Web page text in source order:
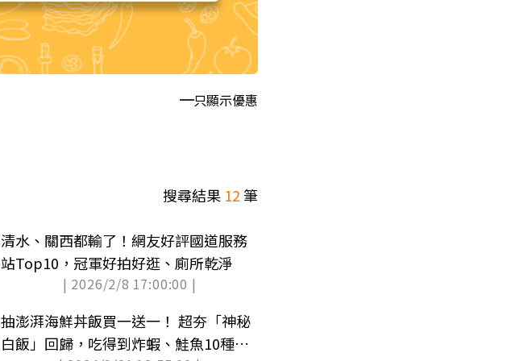
只顯示優惠
搜尋結果 12筆
清水、關西都輸了！網友好評國道服務
站Top10，冠軍好拍好逛、廁所乾淨
| 2026/2/8 17:00:00 |
抽澎湃海鮮丼飯買一送一！ 超夯「神秘
白飯」回歸，吃得到炸蝦、鮭魚10種食